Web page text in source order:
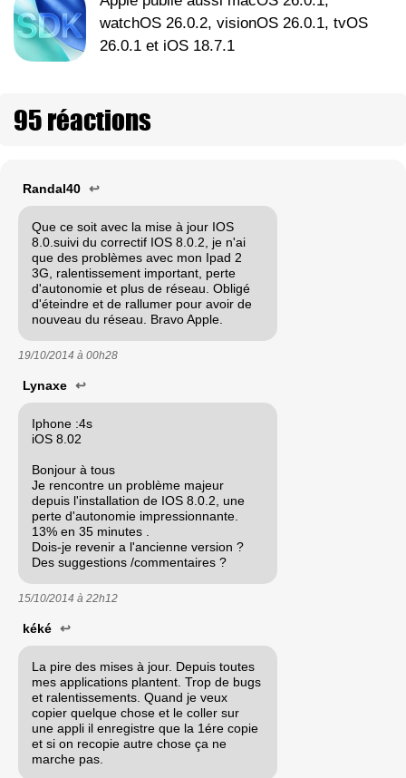
watchOS 26.0.2, visionOS 26.0.1, tvOS
26.0.1 et iOS 18.7.1
95 réactions
Randal40 ↩
Que ce soit avec la mise à jour IOS
8.0.suivi du correctif IOS 8.0.2, je n'ai
que des problèmes avec mon Ipad 2
3G, ralentissement important, perte
d'autonomie et plus de réseau. Obligé
d'éteindre et de rallumer pour avoir de
nouveau du réseau. Bravo Apple.
19/10/2014 à 00h28
Lynaxe ↩
Iphone :4s
iOS 8.02
Bonjour à tous
Je rencontre un problème majeur
depuis l'installation de IOS 8.0.2, une
perte d'autonomie impressionnante.
13% en 35 minutes .
Dois-je revenir a l'ancienne version ?
Des suggestions /commentaires ?
15/10/2014 à 22h12
kéké ↩
La pire des mises à jour. Depuis toutes
mes applications plantent. Trop de bugs
et ralentissements. Quand je veux
copier quelque chose et le coller sur
une appli il enregistre que la 1ére copie
et si on recopie autre chose ça ne
marche pas.